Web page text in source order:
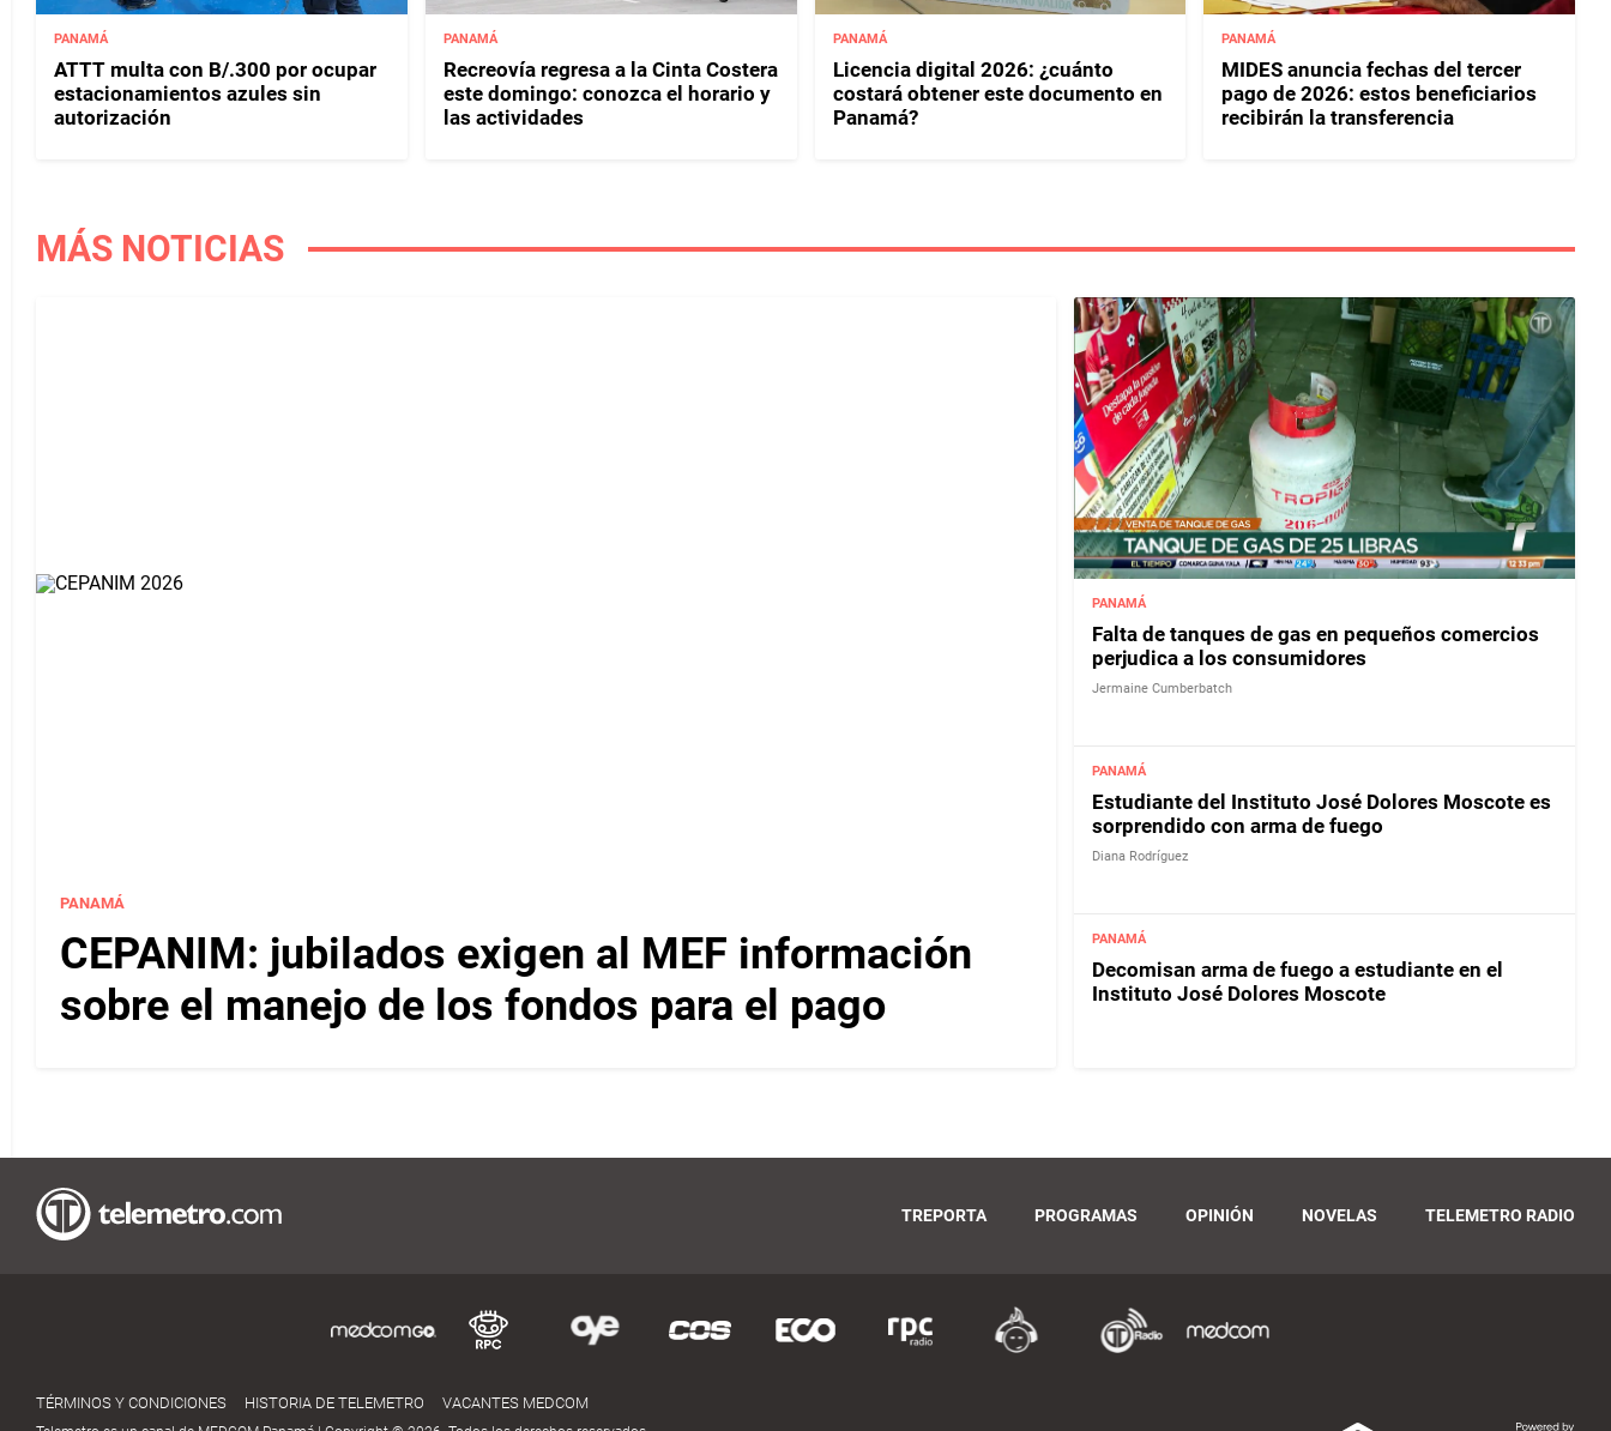
PANAMÁ
ATTT multa con B/.300 por ocupar
estacionamientos azules sin
autorización
PANAMÁ
Recreovía regresa a la Cinta Costera
este domingo: conozca el horario y
las actividades
PANAMÁ
Licencia digital 2026: ¿cuánto
costará obtener este documento en
Panamá?
PANAMÁ
MIDES anuncia fechas del tercer
pago de 2026: estos beneficiarios
recibirán la transferencia
MÁS NOTICIAS
PANAMÁ
CEPANIM: jubilados exigen al MEF información
sobre el manejo de los fondos para el pago
PANAMÁ
Falta de tanques de gas en pequeños comercios
perjudica a los consumidores
Jermaine Cumberbatch
PANAMÁ
Estudiante del Instituto José Dolores Moscote es
sorprendido con arma de fuego
Diana Rodríguez
PANAMÁ
Decomisan arma de fuego a estudiante en el
Instituto José Dolores Moscote
TREPORTA PROGRAMAS OPINIÓN NOVELAS TELEMETRO RADIO
TÉRMINOS Y CONDICIONES HISTORIA DE TELEMETRO VACANTES MEDCOM